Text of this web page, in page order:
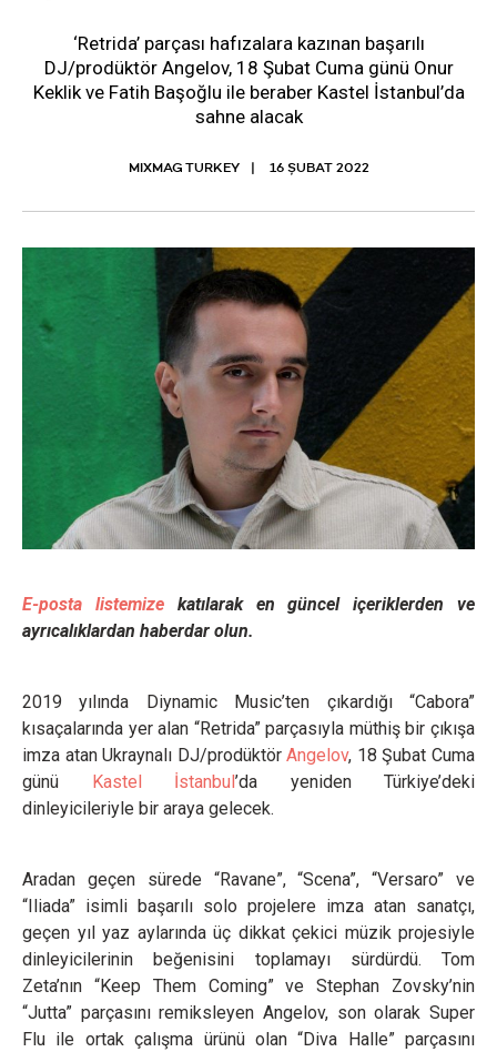
‘Retrida’ parçası hafızalara kazınan başarılı
DJ/prodüktör Angelov, 18 Şubat Cuma günü Onur
Keklik ve Fatih Başoğlu ile beraber Kastel İstanbul’da
sahne alacak
MIXMAG TURKEY 16 ŞUBAT 2022
E-posta listemizekatılarak en güncel içeriklerden ve
ayrıcalıklardan haberdar olun.
2019 yılında Diynamic Music’ten çıkardığı “Cabora”
kısaçalarında yer alan “Retrida” parçasıyla müthiş bir çıkışa
imza atan Ukraynalı DJ/prodüktörAngelov, 18 Şubat Cuma
günü Kastel İstanbul’da yeniden Türkiye’deki
dinleyicileriyle bir araya gelecek.
Aradan geçen sürede “Ravane”, “Scena”, “Versaro” ve
“Iliada” isimli başarılı solo projelere imza atan sanatçı,
geçen yıl yaz aylarında üç dikkat çekici müzik projesiyle
dinleyicilerinin beğenisini toplamayı sürdürdü. Tom
Zeta’nın “Keep Them Coming” ve Stephan Zovsky’nin
“Jutta” parçasını remiksleyen Angelov, son olarak Super
Flu ile ortak çalışma ürünü olan “Diva Halle” parçasını